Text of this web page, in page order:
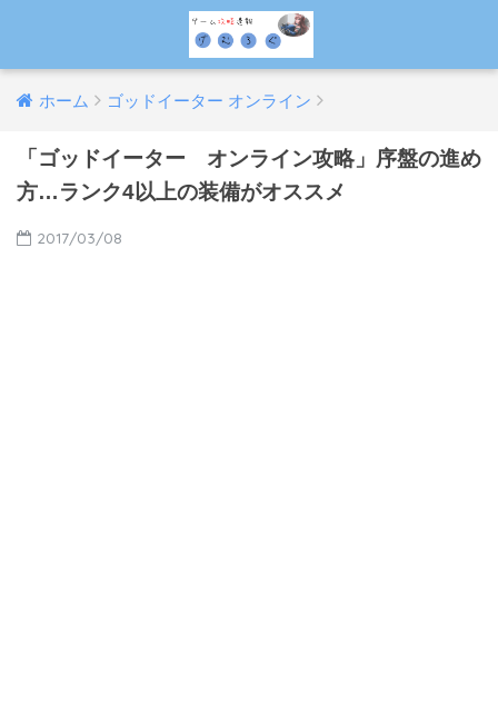
ホーム ゴッドイーター オンライン
「ゴッドイーター オンライン攻略」序盤の進め
方…ランク4以上の装備がオススメ
2017/03/08